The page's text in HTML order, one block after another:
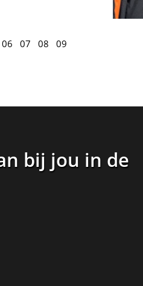
06 07 08 09
bij jou in de